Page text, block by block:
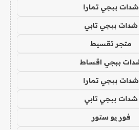
شدات ببجي تمارا
شدات ببجي تابي
متجر تقسيط
ببجي اقساط
شدات ببجي تمارا
شدات ببجي تابي
فور يو ستور